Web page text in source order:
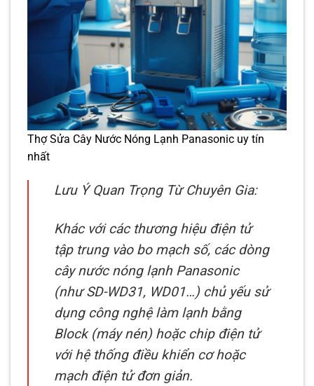
Thợ Sửa Cây Nước Nóng Lạnh Panasonic uy tín
nhất
Lưu Ý Quan Trọng Từ Chuyên Gia:
Khác với các thương hiệu điện tử
tập trung vào bo mạch số, các dòng
cây nước nóng lạnh Panasonic
(như SD-WD31, WD01…) chủ yếu sử
dụng công nghệ làm lạnh bằng
Block (máy nén) hoặc chip điện tử
với hệ thống điều khiển cơ hoặc
mạch điện tử đơn giản.